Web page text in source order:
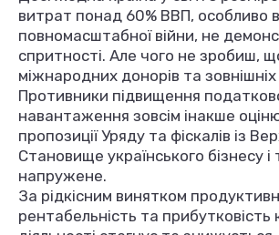
витрат понад 60% ВВП, особливо
повномасштабної війни, не
спритності. Але чого не зробиш,
міжнародних донорів та
Противники підвищення
навантаження зовсім інакше
пропозиції Уряду та фіскалів із
Становище українського бізнесу
напружене.
За рідкісним винятком
рентабельність та прибутковість